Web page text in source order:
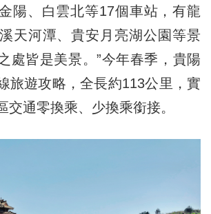
陽、白雲北等17個車站，有龍
天河潭、貴安月亮湖公園等景
處皆是美景。”今年春季，貴陽
旅遊攻略，全長約113公里，實
交通零換乘、少換乘銜接。